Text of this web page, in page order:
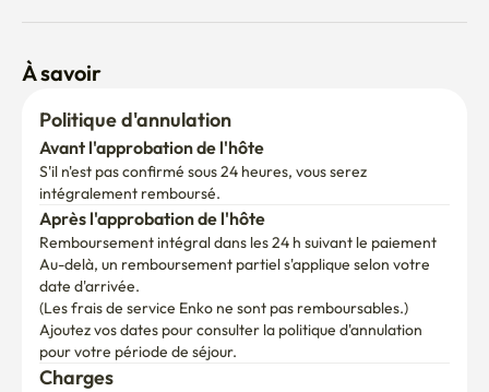
À savoir
Politique d'annulation
Avant l'approbation de l'hôte
S'il n'est pas confirmé sous 24 heures, vous serez
intégralement remboursé.
Après l'approbation de l'hôte
Remboursement intégral dans les 24 h suivant le paiement
Au-delà, un remboursement partiel s'applique selon votre
date d'arrivée.
(Les frais de service Enko ne sont pas remboursables.)
Ajoutez vos dates pour consulter la politique d'annulation
pour votre période de séjour.
Charges